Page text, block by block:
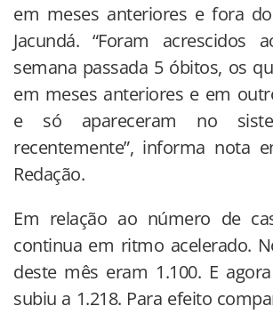
em meses anteriores e fora
Jacundá. “Foram acrescidos
semana passada 5 óbitos, os
em meses anteriores e em
e só apareceram no
recentemente”, informa nota
Redação.
Em relação ao número de
continua em ritmo acelerado.
deste mês eram 1.100. E
subiu a 1.218. Para efeito